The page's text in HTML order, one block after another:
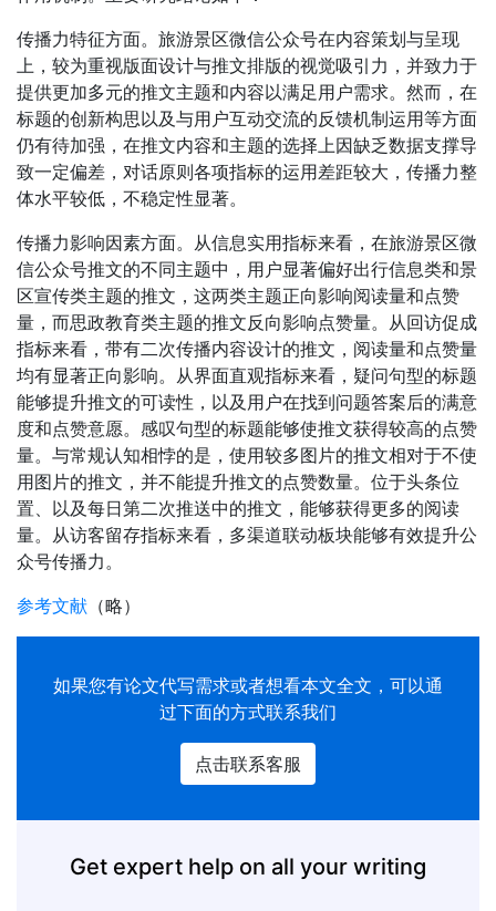
传播力特征方面。旅游景区微信公众号在内容策划与呈现
上，较为重视版面设计与推文排版的视觉吸引力，并致力于
提供更加多元的推文主题和内容以满足用户需求。然而，在
标题的创新构思以及与用户互动交流的反馈机制运用等方面
仍有待加强，在推文内容和主题的选择上因缺乏数据支撑导
致一定偏差，对话原则各项指标的运用差距较大，传播力整
体水平较低，不稳定性显著。
传播力影响因素方面。从信息实用指标来看，在旅游景区微
信公众号推文的不同主题中，用户显著偏好出行信息类和景
区宣传类主题的推文，这两类主题正向影响阅读量和点赞
量，而思政教育类主题的推文反向影响点赞量。从回访促成
指标来看，带有二次传播内容设计的推文，阅读量和点赞量
均有显著正向影响。从界面直观指标来看，疑问句型的标题
能够提升推文的可读性，以及用户在找到问题答案后的满意
度和点赞意愿。感叹句型的标题能够使推文获得较高的点赞
量。与常规认知相悖的是，使用较多图片的推文相对于不使
用图片的推文，并不能提升推文的点赞数量。位于头条位
置、以及每日第二次推送中的推文，能够获得更多的阅读
量。从访客留存指标来看，多渠道联动板块能够有效提升公
众号传播力。
参考文献 （略）
如果您有论文代写需求或者想看本文全文，可以通
过下面的方式联系我们
点击联系客服
Get expert help on all your writing